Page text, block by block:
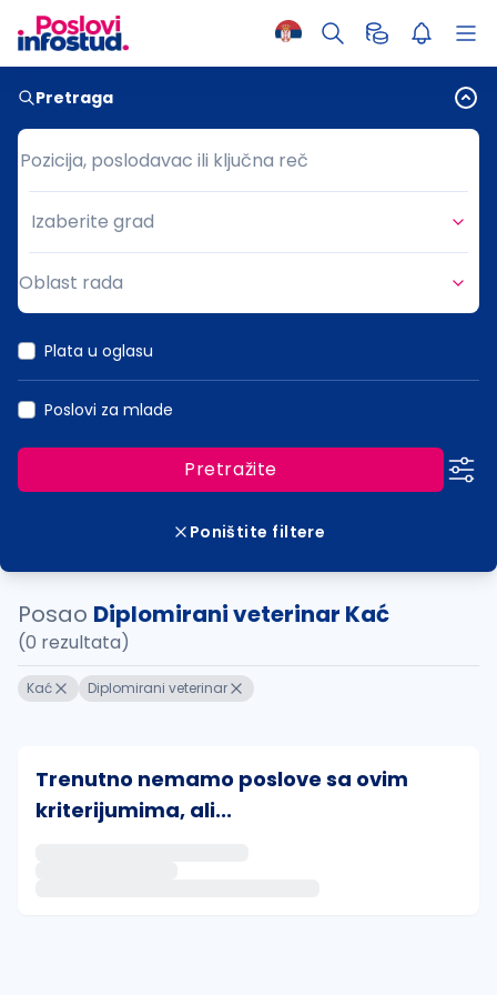
Pretraga
Pozicija, poslodavac ili ključna reč
Pozicija, poslodavac ili ključna reč
Grad
Izaberite grad
Oblast rada
Plata u oglasu
Poslovi za mlade
Pretražite
Poništite filtere
Posao Diplomirani veterinar Kać
(0 rezultata)
Kać Diplomirani veterinar
Trenutno nemamo poslove sa ovim
kriterijumima, ali...